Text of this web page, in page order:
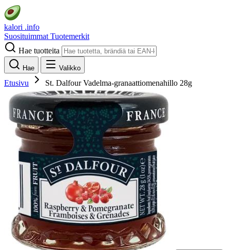
kalori .info
Suosituimmat Tuotemerkit
Hae tuotteita
Hae Valikko
Etusivu St. Dalfour Vadelma-granaattiomenahillo 28g